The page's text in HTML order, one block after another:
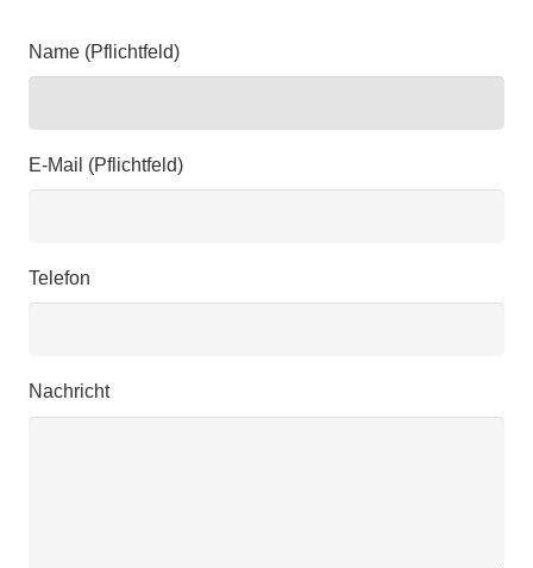
Name (Pflichtfeld)
E-Mail (Pflichtfeld)
Telefon
Nachricht